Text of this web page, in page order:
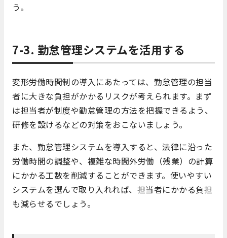
う。
7-3. 勤怠管理システムを活用する
変形労働時間制の導入にあたっては、勤怠管理の担当
者に大きな負担がかかるリスクが考えられます。まず
は担当者が制度や勤怠管理の方法を把握できるよう、
研修を設けるなどの対策をおこないましょう。
また、勤怠管理システムを導入すると、法律に沿った
労働時間の調整や、複雑な時間外労働（残業）の計算
にかかる工数を削減することができます。使いやすい
システムを選んで取り入れれば、担当者にかかる負担
も減らせるでしょう。